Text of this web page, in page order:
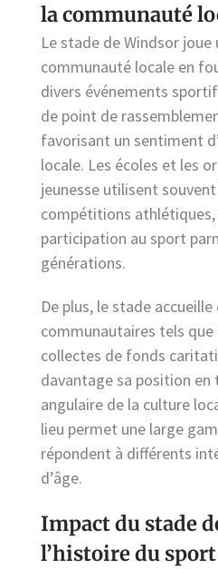
la communauté
Le stade de Windsor
communauté locale en
divers événements
de point de
favorisant un sentiment
locale. Les écoles et les
jeunesse utilisent
compétitions
participation au sport
générations.
De plus, le stade
communautaires tels
collectes de fonds
davantage sa position en
angulaire de la culture
lieu permet une large
répondent à différents
d’âge.
Impact du stade
l’histoire du sport